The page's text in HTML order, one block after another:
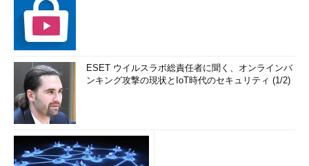
ESET ウイルスラボ総責任者に聞く、オンラインバ
ンキング攻撃の現状とIoT時代のセキュリティ (1/2)